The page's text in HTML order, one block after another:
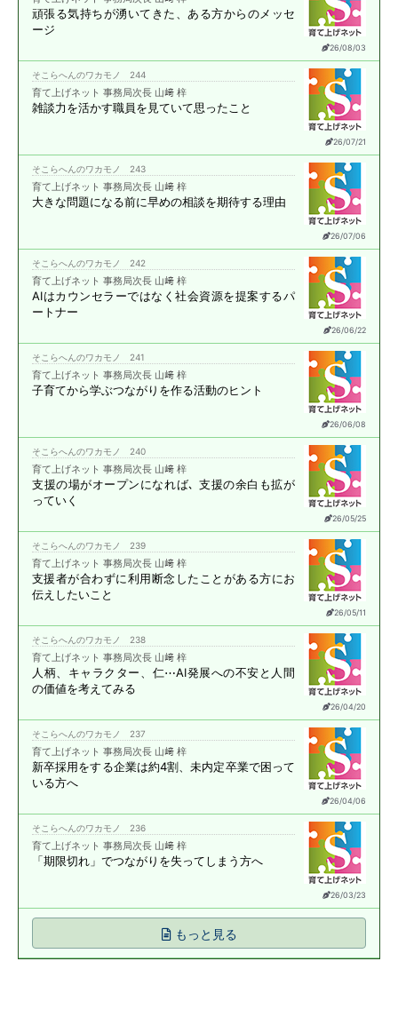
26/08/03
頑張る気持ちが湧いてきた、 ある方からのメッセ
ージ
26/07/21
そこらへんのワカモノ 244
育て上げネット 事務局次長 山﨑 梓
雑談力を活かす職員を見ていて思ったこと
26/07/06
そこらへんのワカモノ 243
育て上げネット 事務局次長 山﨑 梓
大きな問題になる前に早めの相談を期待する理由
26/06/22
そこらへんのワカモノ 242
育て上げネット 事務局次長 山﨑 梓
AIはカウンセラーではなく社会資源を提案するパ
ートナー
26/06/08
そこらへんのワカモノ 241
育て上げネット 事務局次長 山﨑 梓
子育てから学ぶつながりを作る活動のヒント
26/05/25
そこらへんのワカモノ 240
育て上げネット 事務局次長 山﨑 梓
支援の場がオープンになれば､支援の余白も拡が
っていく
26/05/11
そこらへんのワカモノ 239
育て上げネット 事務局次長 山﨑 梓
支援者が合わずに利用断念したことがある方にお
伝えしたいこと
26/04/20
そこらへんのワカモノ 238
育て上げネット 事務局次長 山﨑 梓
人柄、キャラクター、仁⋯AI発展への不安と 人間
の価値を考えてみる
26/04/06
そこらへんのワカモノ 237
育て上げネット 事務局次長 山﨑 梓
新卒採用をする企業は約4割、未内定卒業で困って
いる方へ
26/03/23
そこらへんのワカモノ 236
育て上げネット 事務局次長 山﨑 梓
「期限切れ」でつながりを失ってしまう方へ
もっと見る